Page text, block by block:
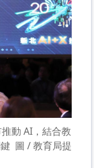
動 AI，結合教
圖 / 教育局提